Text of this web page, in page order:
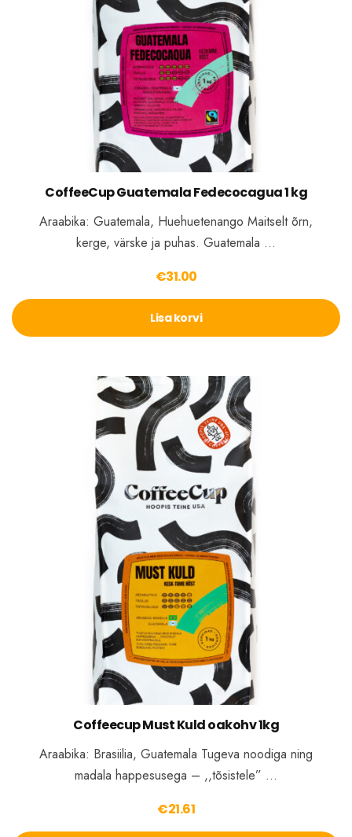
CoffeeCup Guatemala Fedecocagua 1 kg
Araabika: Guatemala, Huehuetenango Maitselt õrn,
kerge, värske ja puhas. Guatemala …
€31.00
Lisa korvi
Coffeecup Must Kuld oakohv 1kg
Araabika: Brasiilia, Guatemala Tugeva noodiga ning
madala happesusega – ,,tõsistele” …
€21.61